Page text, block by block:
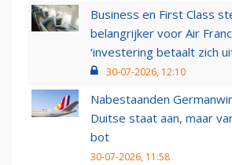
Business en First Class
belangrijker voor Air
‘investering betaalt zich
30-07-2026, 12:10
Nabestaanden
Duitse staat aan, maar
bot
30-07-2026, 11:58